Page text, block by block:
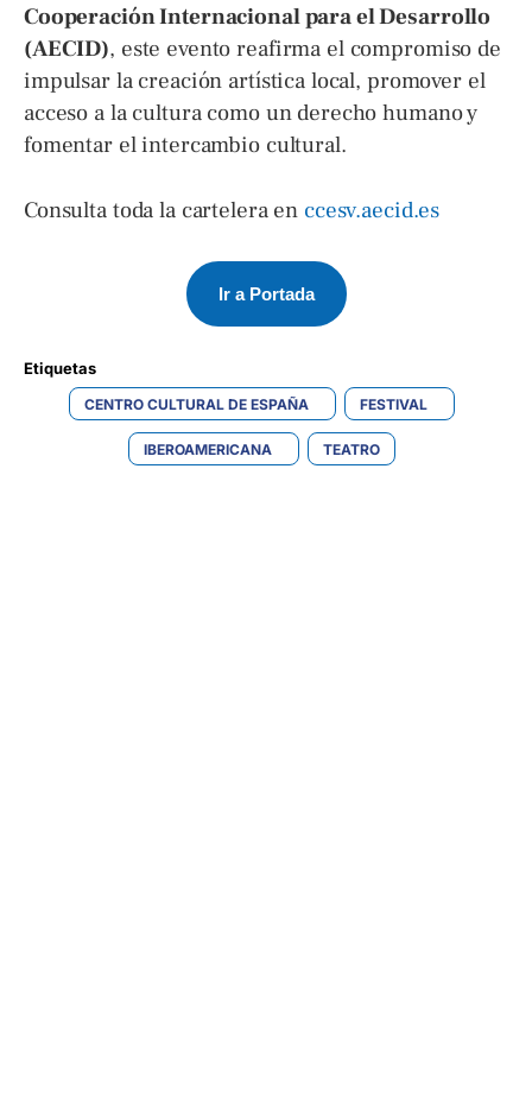
Cooperación Internacional para el Desarrollo
(AECID), este evento reafirma el compromiso de
impulsar la creación artística local, promover el
acceso a la cultura como un derecho humano y
fomentar el intercambio cultural.
Consulta toda la cartelera en ccesv.aecid.es
Ir a Portada
Etiquetas
CENTRO CULTURAL DE ESPAÑA FESTIVAL
IBEROAMERICANA TEATRO